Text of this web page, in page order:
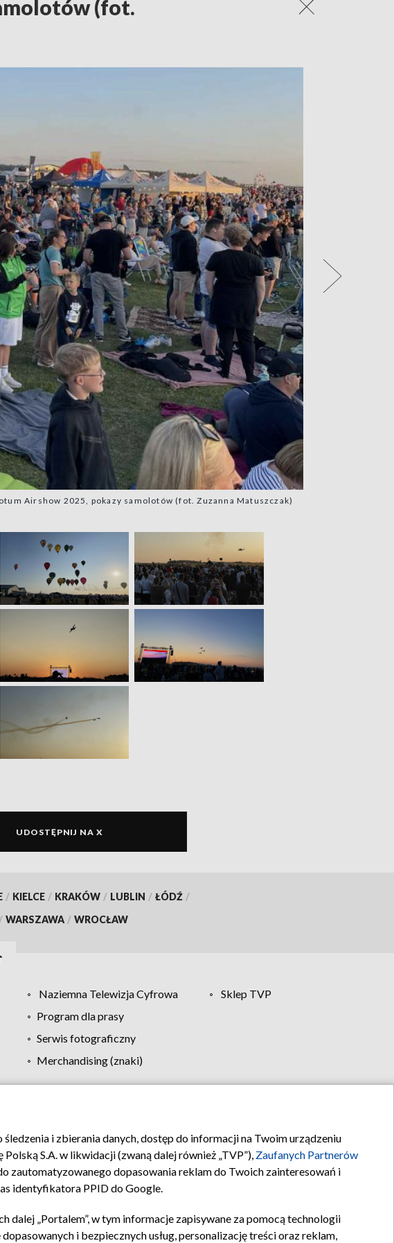
(fot.
Airshow 2025, pokazy samolotów (fot. Zuzanna Matuszczak)
UDOSTĘPNIJ NA X
/ KIELCE / KRAKÓW / LUBLIN / ŁÓDŹ /
/ WARSZAWA / WROCŁAW
Naziemna Telewizja Cyfrowa
Sklep TVP
Program dla prasy
Serwis fotograficzny
Merchandising (znaki)
Biuro reklamy Kontakt
i zbierania danych, dostęp do informacji na Twoim urządzeniu
S.A. w likwidacji (zwaną dalej również „TVP”), Zaufanych Partnerów
zautomatyzowanego dopasowania reklam do Twoich zainteresowań i
identyfikatora PPID do Google.
dalej „Portalem”, w tym informacje zapisywane za pomocą technologii
i bezpiecznych usług, personalizację treści oraz reklam,